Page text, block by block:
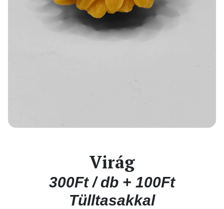
Virág
300Ft / db + 100Ft
Tülltasakkal